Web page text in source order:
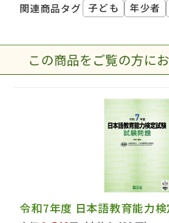
関連商品タグ 子ども 年少者
この商品をご覧の方に
令和7年度 日本語教育能力